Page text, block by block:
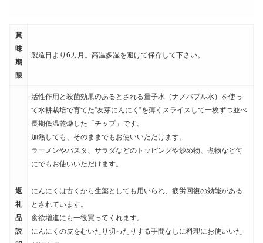
賞
味
期
限
製造日より6カ月。高温多湿を避けて保存して下さい。
返
礼
品
説
活性作用と殺菌効果のあるとされる量子水（ナノバブル水）を使っ
て水耕栽培で育てた”友芽にんにく”を薄くスライスして一枚ずつ並べ
長期低温乾燥した「チップ」です。
加熱しても、そのままでもお使いいただけます。
ラーメンやパスタ、サラダなどのトッピングや炒め物、煮物など何
にでもお使いいただけます。
にんにくは古くから生薬としても用いられ、疲労回復の効能がある
とされています。
食欲増進にも一役買ってくれます。
にんにくの皮をむいたり切ったりする手間なしに料理にお使いいた